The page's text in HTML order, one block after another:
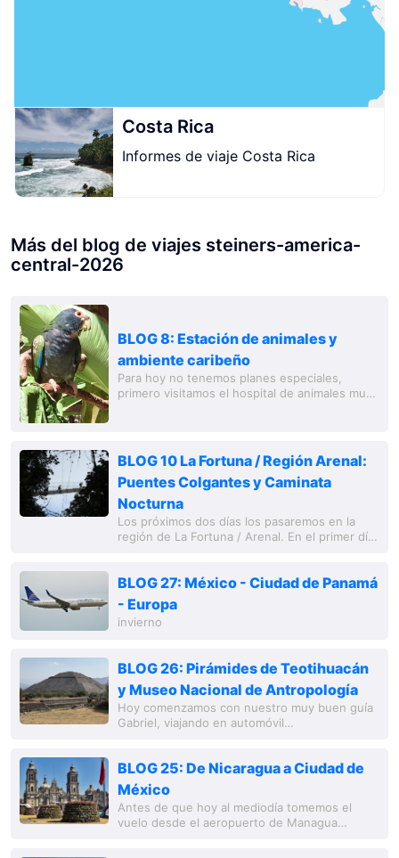
Costa Rica
Informes de viaje Costa Rica
Más del blog de viajes steiners-america-
central-2026
BLOG 8: Estación de animales y
ambiente caribeño
Para hoy no tenemos planes especiales,
primero visitamos el hospital de animales muy
BLOG 10 La Fortuna / Región Arenal:
Puentes Colgantes y Caminata
Nocturna
Los próximos dos días los pasaremos en la
región de La Fortuna / Arenal. En el primer día,
BLOG 27: México - Ciudad de Panamá
- Europa
invierno
BLOG 26: Pirámides de Teotihuacán
y Museo Nacional de Antropología
Hoy comenzamos con nuestro muy buen guía
Gabriel, viajando en automóvil
BLOG 25: De Nicaragua a Ciudad de
México
Antes de que hoy al mediodía tomemos el
vuelo desde el aeropuerto de Managua